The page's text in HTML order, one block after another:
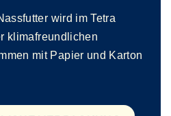
wird im Tetra
klimafreundlichen
mit Papier und Karton